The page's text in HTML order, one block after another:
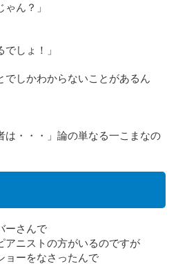
ゃん？」
でしょ！」
でしかわからないことがあるん
は・・・」論の単なる一こまなの
ーさんで
アニストの方がいるのですが
ョーをなさったんで